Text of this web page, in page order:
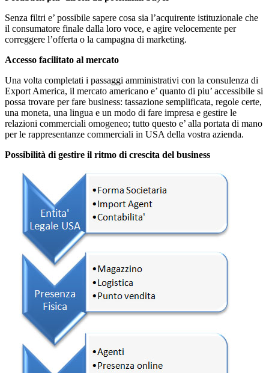
Senza filtri e’ possibile sapere cosa sia l’acquirente istituzionale che
il consumatore finale dalla loro voce, e agire velocemente per
correggere l’offerta o la campagna di marketing.
Accesso facilitato al mercato
Una volta completati i passaggi amministrativi con la consulenza di
Export America, il mercato americano e’ quanto di piu’ accessibile si
possa trovare per fare business: tassazione semplificata, regole certe,
una moneta, una lingua e un modo di fare impresa e gestire le
relazioni commerciali omogeneo; tutto questo e’ alla portata di mano
per le rappresentanze commerciali in USA della vostra azienda.
Possibilità di gestire il ritmo di crescita del business